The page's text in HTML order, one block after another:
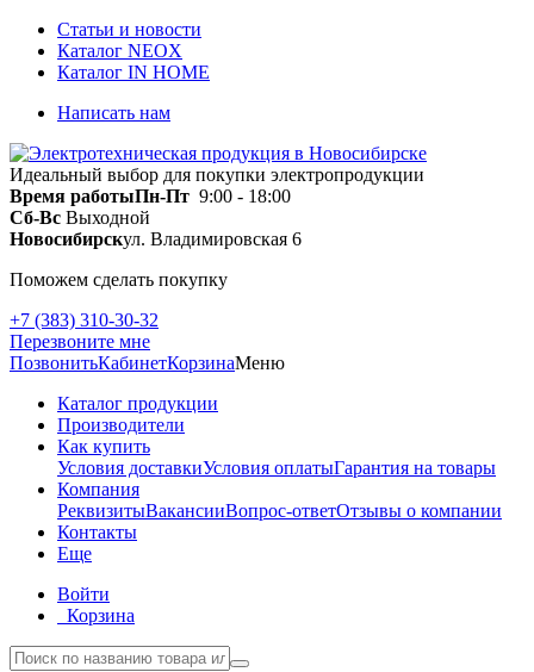
Статьи и новости
Каталог NEOX
Каталог IN HOME
Написать нам
Идеальный выбор для покупки электропродукции
Время работыПн-Пт 9:00 - 18:00
Сб-Вс Выходной
Новосибирскул. Владимировская 6
Поможем сделать покупку
+7 (383) 310-30-32
Перезвоните мне
ПозвонитьКабинетКорзинаМеню
Каталог продукции
Производители
Как купить
Условия доставкиУсловия оплатыГарантия на товары
Компания
РеквизитыВакансииВопрос-ответОтзывы о компании
Контакты
Еще
Войти
Корзина